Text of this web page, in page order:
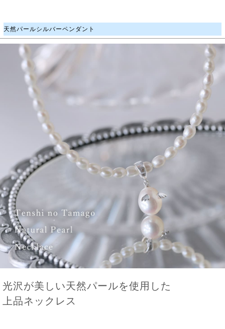
天然パールシルバーペンダント
光沢が美しい天然パールを使用した
上品ネックレス